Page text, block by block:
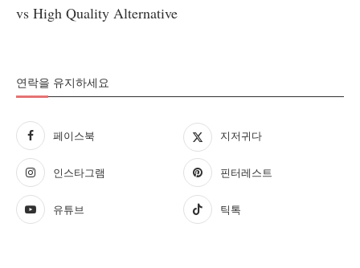
vs High Quality Alternative
연락을 유지하세요
페이스북 지저귀다
인스타그램 핀터레스트
유튜브 틱톡